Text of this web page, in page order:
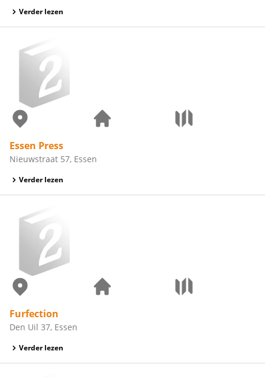
Verder lezen
Essen Press
Nieuwstraat 57, Essen
Verder lezen
Furfection
Den Uil 37, Essen
Verder lezen